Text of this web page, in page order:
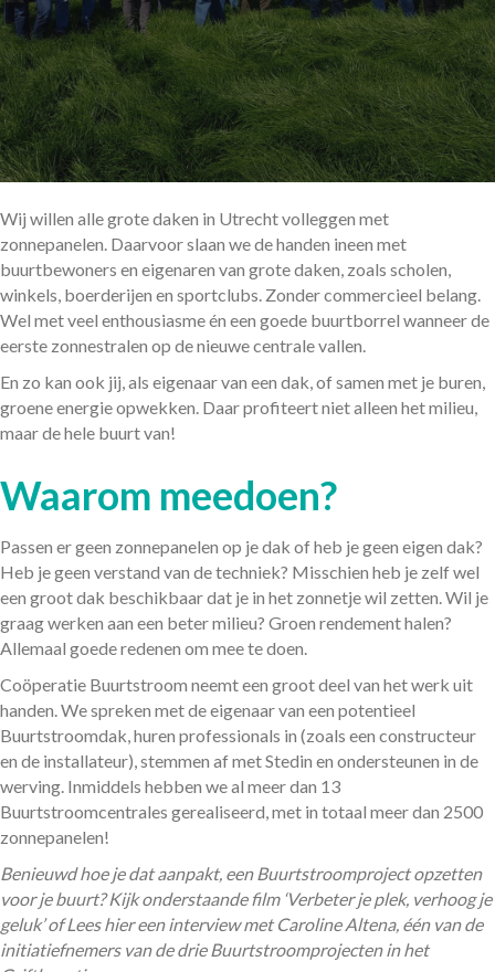
Wij willen alle grote daken in Utrecht volleggen met
zonnepanelen. Daarvoor slaan we de handen ineen met
buurtbewoners en eigenaren van grote daken, zoals scholen,
winkels, boerderijen en sportclubs. Zonder commercieel belang.
Wel met veel enthousiasme én een goede buurtborrel wanneer de
eerste zonnestralen op de nieuwe centrale vallen.
En zo kan ook jij, als eigenaar van een dak, of samen met je buren,
groene energie opwekken. Daar profiteert niet alleen het milieu,
maar de hele buurt van!
Waarom meedoen?
Passen er geen zonnepanelen op je dak of heb je geen eigen dak?
Heb je geen verstand van de techniek? Misschien heb je zelf wel
een groot dak beschikbaar dat je in het zonnetje wil zetten. Wil je
graag werken aan een beter milieu? Groen rendement halen?
Allemaal goede redenen om mee te doen.
Coöperatie Buurtstroom neemt een groot deel van het werk uit
handen. We spreken met de eigenaar van een potentieel
Buurtstroomdak, huren professionals in (zoals een constructeur
en de installateur), stemmen af met Stedin en ondersteunen in de
werving. Inmiddels hebben we al meer dan 13
Buurtstroomcentrales gerealiseerd, met in totaal meer dan 2500
zonnepanelen!
Benieuwd hoe je dat aanpakt, een Buurtstroomproject opzetten
voor je buurt? Kijk onderstaande film ‘Verbeter je plek, verhoog je
geluk’ of Lees hier een interview met Caroline Altena, één van de
initiatiefnemers van de drie Buurtstroomprojecten in het